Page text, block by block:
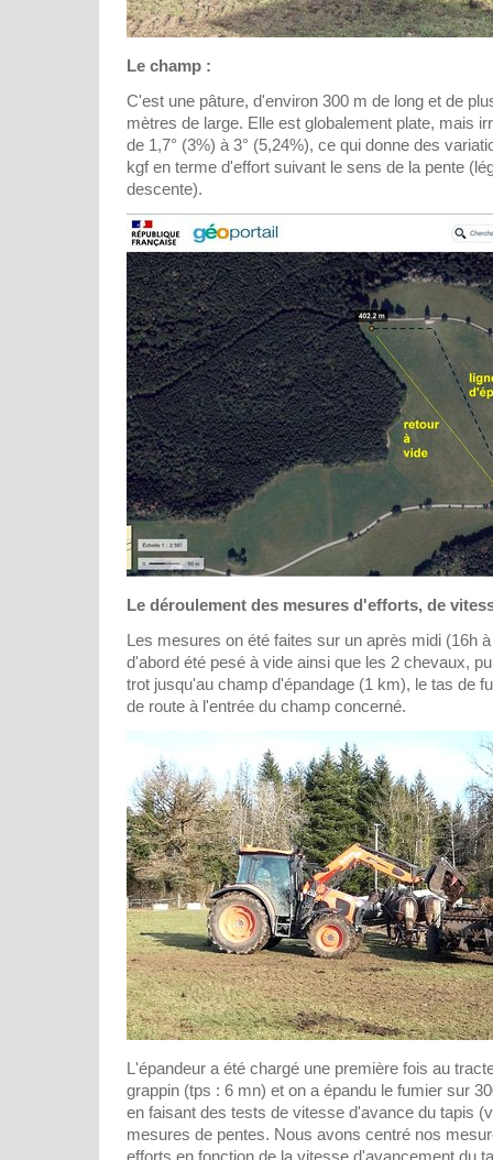
Le champ :
C'est une pâture, d'environ 300 m de long et de
mètres de large. Elle est globalement plate, mais
de 1,7° (3%) à 3° (5,24%), ce qui donne des
kgf en terme d'effort suivant le sens de la pente
descente).
Le déroulement des mesures d'efforts, de
Les mesures on été faites sur un après midi (16h
d'abord été pesé à vide ainsi que les 2 chevaux,
trot jusqu'au champ d'épandage (1 km), le tas de
de route à l'entrée du champ concerné.
L'épandeur a été chargé une première fois au
grappin (tps : 6 mn) et on a épandu le fumier sur
en faisant des tests de vitesse d'avance du tapis
mesures de pentes. Nous avons centré nos